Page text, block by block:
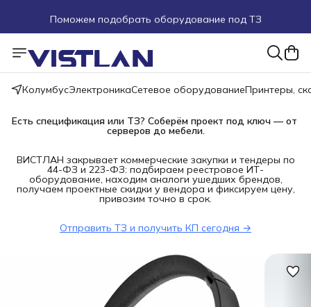
Поможем подобрать оборудование под ТЗ
Пуско-наладочные работы
Пришлите запрос на e-mail или в чат
Более 100 000 позиций в наличии и под заказ
КолумбусЭлектроникаСетевое оборудованиеПринтеры,
Есть спецификация или ТЗ? Соберём проект под ключ — от
серверов до мебели.
ВИСТЛАН закрывает коммерческие закупки и тендеры по
44-ФЗ и 223-ФЗ: подбираем реестровое ИТ-
оборудование, находим аналоги ушедших брендов,
получаем проектные скидки у вендора и фиксируем цену,
привозим точно в срок.
Отправить ТЗ и получить КП сегодня →